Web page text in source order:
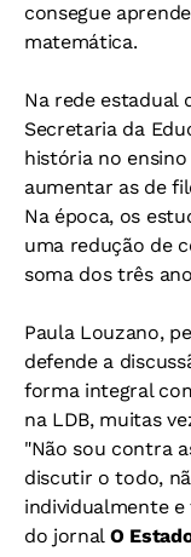
consegue
matemática.
Na rede estadual
Secretaria da
história no
aumentar as de
Na época, os
uma redução de
soma dos três
Paula Louzano,
defende a
forma integral
na LDB, muitas
"Não sou contra
discutir o todo,
individualmente e
do jornal O